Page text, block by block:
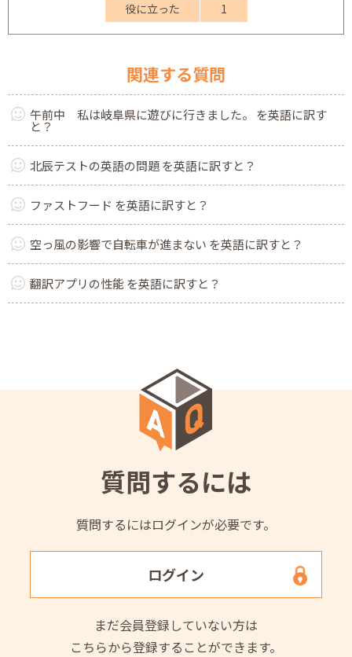
役に立った 1
関連する質問
午前中 私は岐阜県に遊びに行きました。 を英語に訳す
と？
北辰テストの英語の問題 を英語に訳すと？
ファストフード を英語に訳すと？
空っ風の影響で自転車が進まない を英語に訳すと？
翻訳アプリの性能 を英語に訳すと？
質問するには
質問するにはログインが必要です。
ログイン
まだ会員登録していない方は
こちらから登録することができます。